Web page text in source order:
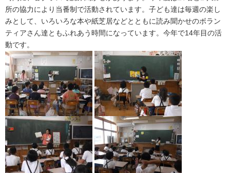
所の協力により当番制で活動されています。子ども達は毎週の楽し
みとして、いろいろな本や紙芝居などとともに読み聞かせのボラン
ティアさん達ともふれあう時間になっています。今年で14年目の活
動です。